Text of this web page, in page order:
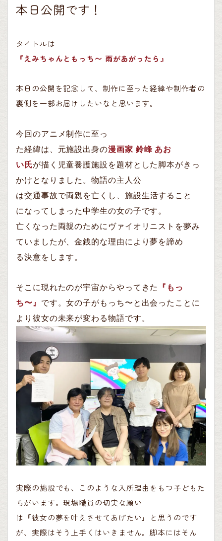
本日公開です！
タイトルは
『えみちゃんともっち〜 雨があがったら』
本日の公開を記念して、制作に至った経緯や制作者の
裏側を一部お届けしたいなと思います。
今回のアニメ制作に至 っ
た経緯は 、 元施設出身の漫画家 鈴峰 あお
い氏が描 く 児童養護施設 を題材とした 脚本がきっ
かけとなりました 。物語の主人公
は交通事故で両親 を亡 くし 、 施設生活すること
になってしまった中学生の女の子です。
亡 くなった 両親のためにヴァイオリニストを夢み
ていました が、金銭的な理由により夢を諦め
る決意をします。
そこに現れたのが宇宙からやってきた 『 もっ
ち〜』 です。女の子がもっち 〜 と 出会 ったことに
より 彼女の未来が変わる物語です。
実際の施設でも 、 このような 入所理由 をもつ子 どもた
ちがいます。現場職員 の切実な願い
は 『彼女の夢を叶 えさせてあげたい』 と 思 うのです
が、 実際はそう 上手 くはいきません。脚本にはそん